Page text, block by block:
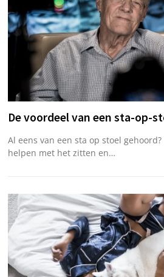
De voordeel van een sta-op-
Al eens van een sta op stoel
helpen met het zitten en…